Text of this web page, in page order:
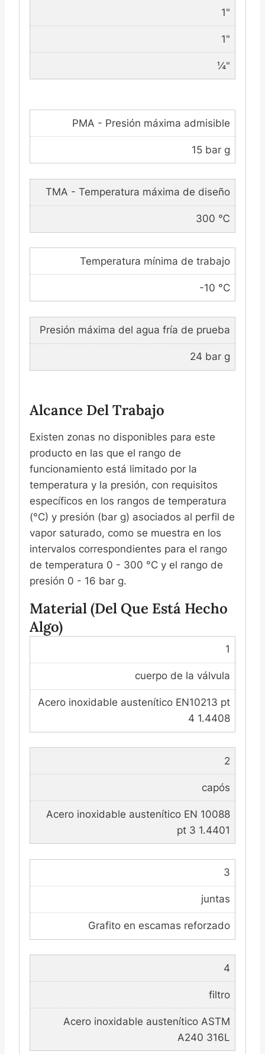
1"
1"
¼"
PMA - Presión máxima admisible
15 bar g
TMA - Temperatura máxima de diseño
300 ℃
Temperatura mínima de trabajo
-10 °C
Presión máxima del agua fría de prueba
24 bar g
Alcance Del Trabajo
Existen zonas no disponibles para este
producto en las que el rango de
funcionamiento está limitado por la
temperatura y la presión, con requisitos
específicos en los rangos de temperatura
(°C) y presión (bar g) asociados al perfil de
vapor saturado, como se muestra en los
intervalos correspondientes para el rango
de temperatura 0 - 300 °C y el rango de
presión 0 - 16 bar g.
Material (del Que Está Hecho
Algo)
1
cuerpo de la válvula
Acero inoxidable austenítico EN10213 pt
4 1.4408
2
capós
Acero inoxidable austenítico EN 10088
pt 3 1.4401
3
juntas
Grafito en escamas reforzado
4
filtro
Acero inoxidable austenítico ASTM
A240 316L